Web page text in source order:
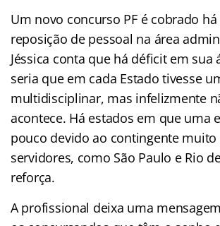
Um novo concurso PF é cobrado
reposição de pessoal na área
Jéssica conta que há déficit em sua
seria que em cada Estado tivesse
multidisciplinar, mas infelizmente
acontece. Há estados em que uma
pouco devido ao contingente muito
servidores, como São Paulo e Rio
reforça.
A profissional deixa uma